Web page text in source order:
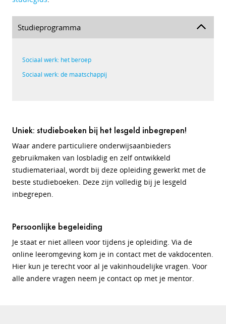
Studieprogramma
Sociaal werk: het beroep
Sociaal werk: de maatschappij
Uniek: studieboeken bij het lesgeld inbegrepen!
Waar andere particuliere onderwijsaanbieders
gebruikmaken van losbladig en zelf ontwikkeld
studiemateriaal, wordt bij deze opleiding gewerkt met de
beste studieboeken. Deze zijn volledig bij je lesgeld
inbegrepen.
Persoonlijke begeleiding
Je staat er niet alleen voor tijdens je opleiding. Via de
online leeromgeving kom je in contact met de vakdocenten.
Hier kun je terecht voor al je vakinhoudelijke vragen. Voor
alle andere vragen neem je contact op met je mentor.